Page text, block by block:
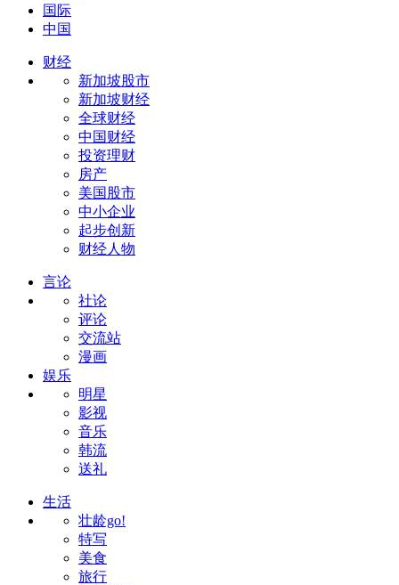
国际
中国
财经
新加坡股市
新加坡财经
全球财经
中国财经
投资理财
房产
美国股市
中小企业
起步创新
财经人物
言论
社论
评论
交流站
漫画
娱乐
明星
影视
音乐
韩流
送礼
生活
壮龄go!
特写
美食
旅行